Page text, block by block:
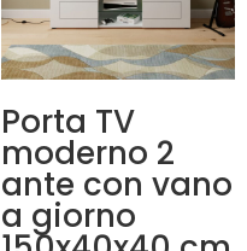
Porta TV
moderno 2
ante con vano
a giorno